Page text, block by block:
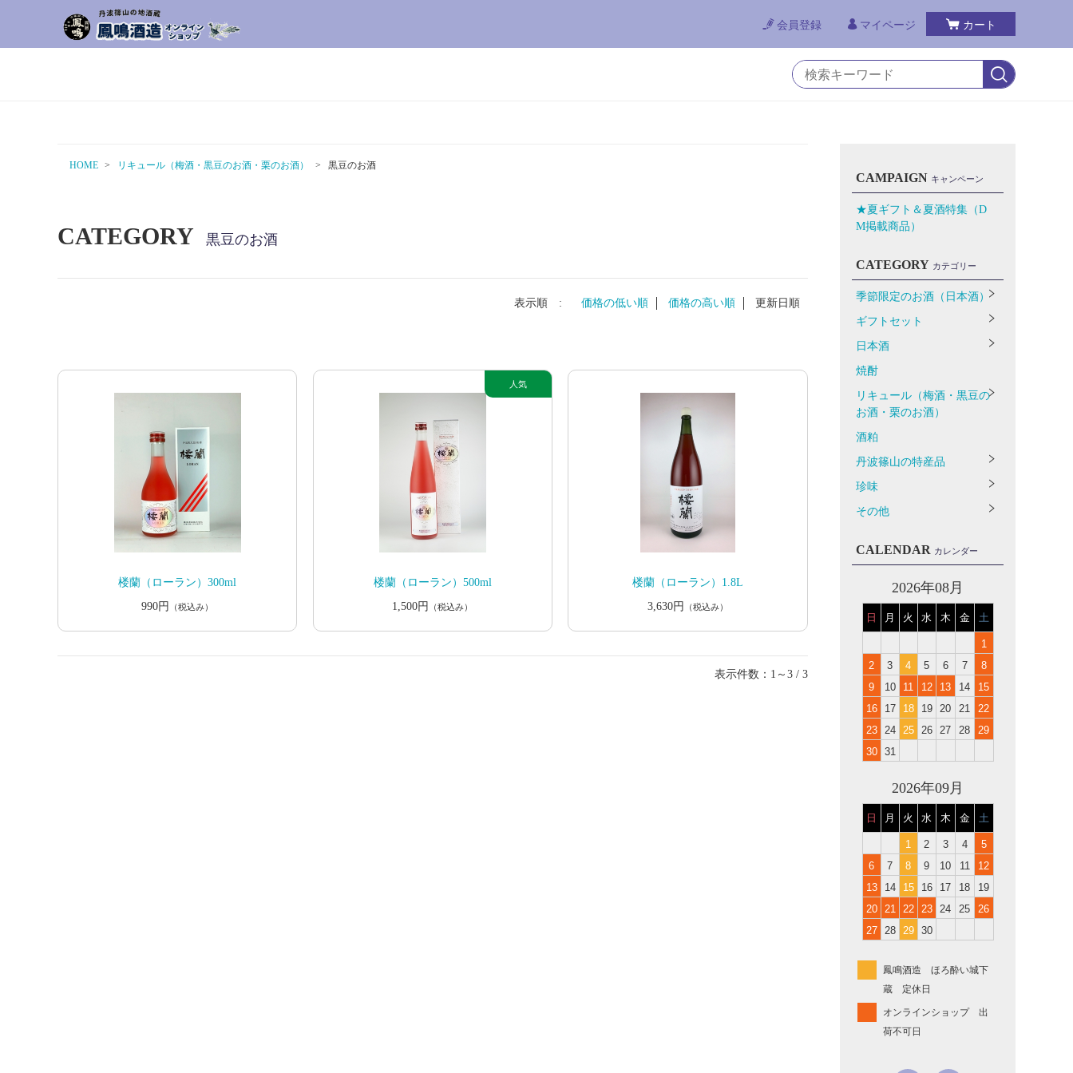
会員登録 マイページ カート
HOME リキュール（梅酒・黒豆のお酒・栗のお酒） 黒豆のお酒
CATEGORY 黒豆のお酒
表示順 : 価格の低い順 価格の高い順 更新日順
楼蘭（ローラン）300ml
990円
（税込み）
楼蘭（ローラン）500ml
1,500円
（税込み）
楼蘭（ローラン）1.8L
3,630円
（税込み）
表示件数：1～3 / 3
CAMPAIGN キャンペーン
★夏ギフト＆夏酒特集（D
M掲載商品）
CATEGORY カテゴリー
季節限定のお酒（日本酒）
ギフトセット
日本酒
焼酎
リキュール（梅酒・黒豆の
お酒・栗のお酒）
酒粕
丹波篠山の特産品
珍味
その他
CALENDAR カレンダー
2026年08月
日 月 火 水 木 金 土
1
2
3 4 5 6 7
8
9
10 11 12 13 14
15
16
17 18 19 20 21
22
23
24 25 26 27 28
29
30
31
2026年09月
日 月 火 水 木 金 土
1 2 3 4
5
6
7 8 9 10 11
12
13
14 15 16 17 18
19
20
21 22 23 24 25
26
27
28 29 30
鳳鳴酒造 ほろ酔い城下
蔵 定休日
オンラインショップ 出
荷不可日